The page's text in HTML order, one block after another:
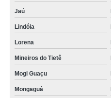
Jaú
Lindóia
Lorena
Mineiros do Tietê
Mogi Guaçu
Mongaguá